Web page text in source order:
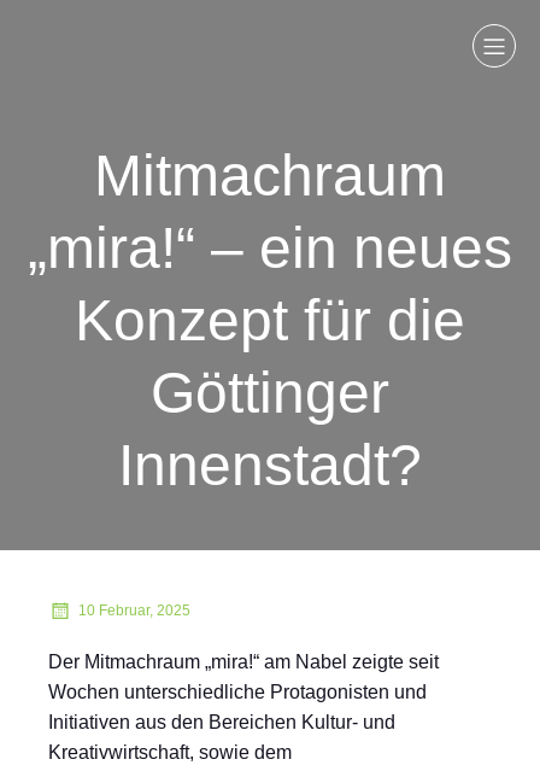
Mitmachraum
„mira!“ – ein neues
Konzept für die
Göttinger
Innenstadt?
10 Februar, 2025
Der Mitmachraum „mira!“ am Nabel zeigte seit
Wochen unterschiedliche Protagonisten und
Initiativen aus den Bereichen Kultur- und
Kreativwirtschaft, sowie dem